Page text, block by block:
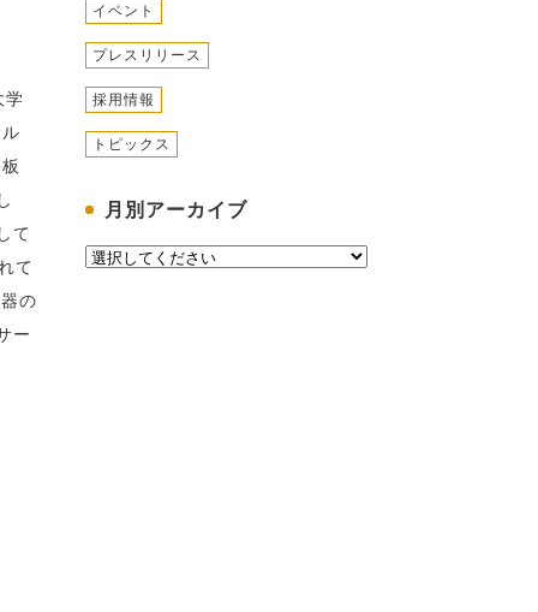
学
て
て
の
ー
イベント
プレスリリース
採用情報
トピックス
月別アーカイブ